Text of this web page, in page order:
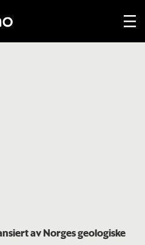
av Norges geologiske